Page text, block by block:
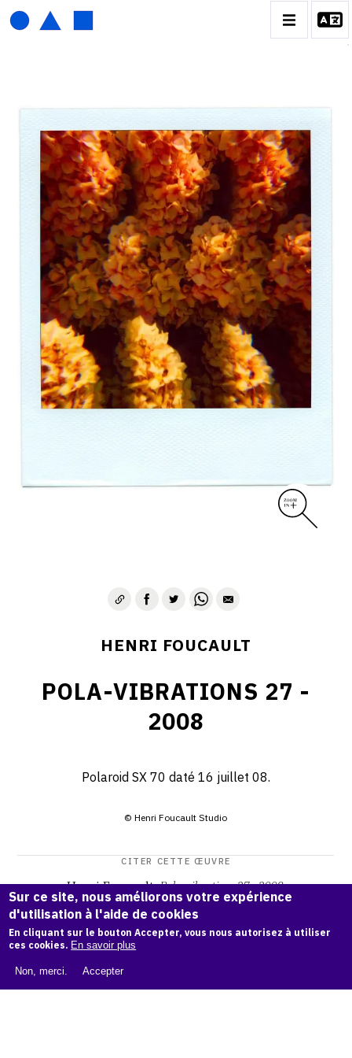
HENRI FOUCAULT
BIOGRAPHIE
CATALOGUE DES OEUVRES
01_SCULPTURE
02_PHOTOGRAPHIQUE
03_COLLAGES
04_DESSINS
05_MONOTYPE
06_ARCHIVES
CONTACT
HENRI FOUCAULT
POLA-VIBRATIONS 27 -
2008
Polaroid SX 70 daté 16 juillet 08.
© Henri Foucault Studio
CITER CETTE ŒUVRE
Henri Foucault,Pola-vibrations 27 - 2008.
Catalogue raisonné Henri Foucault, OAM.
COPIER LA CITATION
Sur ce site, nous améliorons votre expérience
d'utilisation à l'aide de cookies
En cliquant sur le bouton Accepter, vous nous autorisez à utiliser
ces cookies. En savoir plus
Non, merci. Accepter